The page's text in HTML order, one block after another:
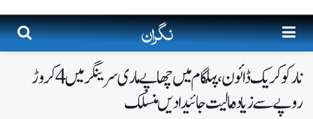
نارکو کریک ڈائون، پہلگام میں چھاپے ماری سرینگر میں 4 کروڑ
روپے سے زیادہ مالیت جائیدادیں منسلک